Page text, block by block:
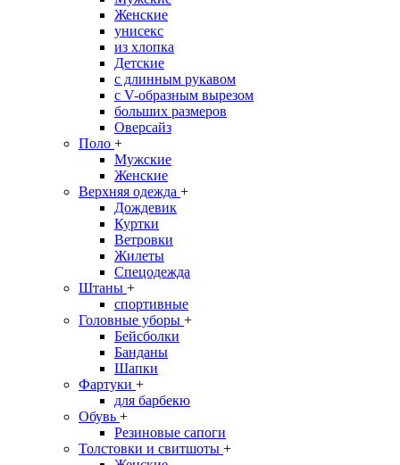
Женские
унисекс
из хлопка
Детские
с длинным рукавом
с V-образным вырезом
больших размеров
Оверсайз
Поло +
Мужские
Женские
Верхняя одежда +
Дождевик
Куртки
Ветровки
Жилеты
Спецодежда
Штаны +
спортивные
Головные уборы +
Бейсболки
Банданы
Шапки
Фартуки +
для барбекю
Обувь +
Резиновые сапоги
Толстовки и свитшоты +